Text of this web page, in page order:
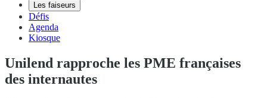
Les faiseurs
Défis
Agenda
Kiosque
Unilend rapproche les PME françaises
des internautes